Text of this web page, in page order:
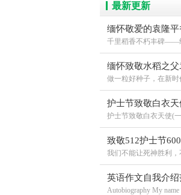
最新更新
缅怀敬爱的袁隆平
千里稻香不朽丰碑——
缅怀致敬水稻之
做一粒好种子，在新时
护士节致敬白衣
护士节致敬白衣天使(
致敬512护士节
我们不能让死神胜利
英语作文自我介绍
Autobiography My name